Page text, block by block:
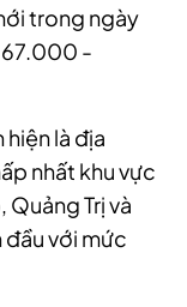
trong ngày
-
hiện là địa
nhất khu vực
Trị và
đầu với mức